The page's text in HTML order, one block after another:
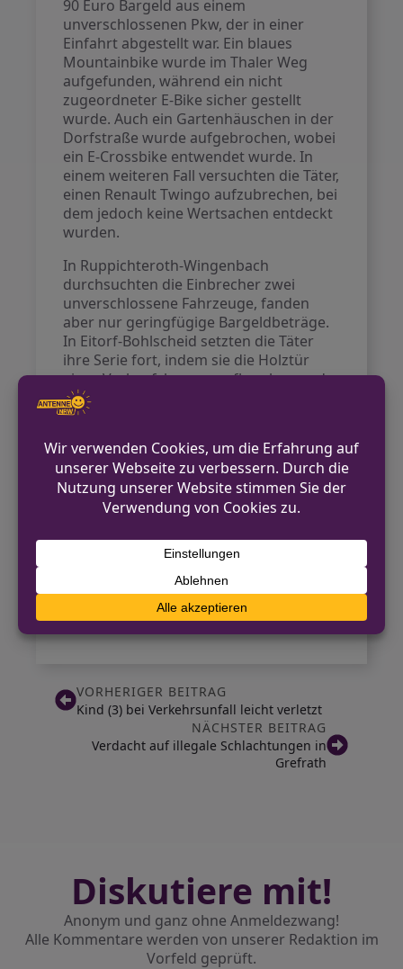
90 Euro Bargeld aus einem
unverschlossenen Pkw, der in einer
Einfahrt abgestellt war. Ein blaues
Mountainbike wurde im Thaler Weg
aufgefunden, während ein nicht
zugeordneter E-Bike sicher gestellt
wurde. Auch ein Gartenhäuschen in der
Dorfstraße wurde aufgebrochen, wobei
ein E-Crossbike entwendet wurde. In
einem weiteren Fall versuchten die Täter,
einen Renault Twingo aufzubrechen, bei
dem jedoch keine Wertsachen entdeckt
wurden.
In Ruppichteroth-Wingenbach
durchsuchten die Einbrecher zwei
unverschlossene Fahrzeuge, fanden
aber nur geringfügige Bargeldbeträge.
In Eitorf-Bohlscheid setzten die Täter
ihre Serie fort, indem sie die Holztür
eines Verkaufshauses aufbrachen und
eine Kaffeekasse sowie Wechselgeld im
Wert von 150 Euro stahlen. Zudem
Fahrzeugen eingeschlagen, wobei aus
einem Fahrzeug ein Laptop entwendet
wurde.
aufgenommen und sich bei den
Tatorten nach Spuren umgesehen.
Zeugen, die Hinweise zu den Tätern
geben können, werden gebeten, sich
bei der Polizei zu melden.
VORHERIGER BEITRAG
Kind (3) bei Verkehrsunfall leicht verletzt
NÄCHSTER BEITRAG
Verdacht auf illegale Schlachtungen in
Grefrath
Diskutiere mit!
Anonym und ganz ohne Anmeldezwang!
Alle Kommentare werden von unserer Redaktion im
Vorfeld geprüft.